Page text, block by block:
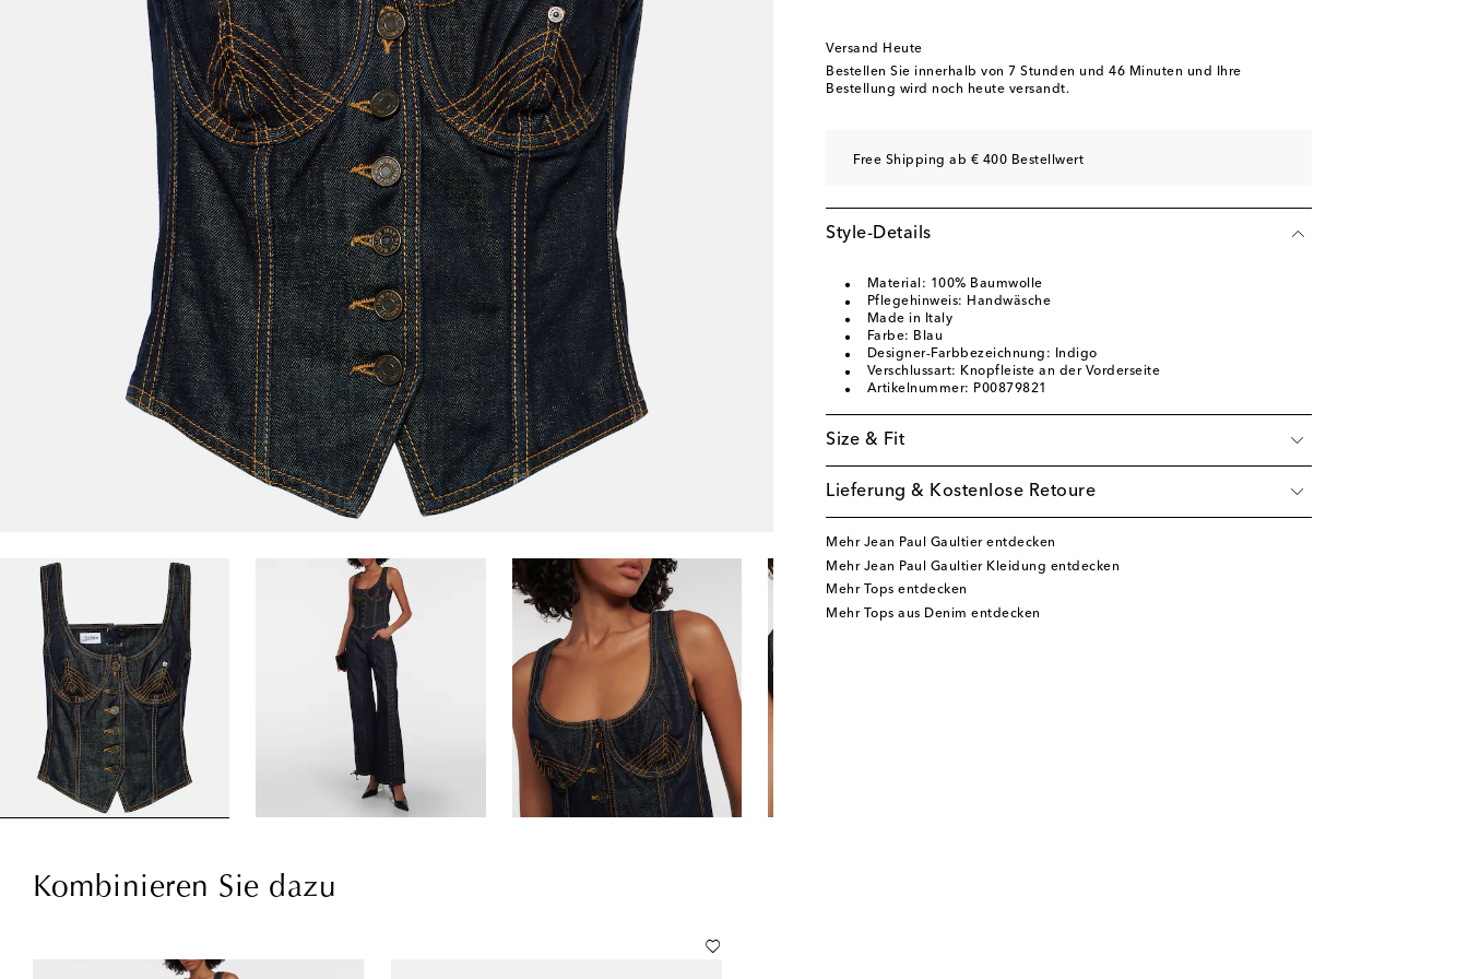
Versand Heute
Bestellen Sie innerhalb von 7 Stunden und 46 Minuten und Ihre
Bestellung wird noch heute versandt.
Free Shipping ab € 400 Bestellwert
Style-Details
Material: 100% Baumwolle
Pflegehinweis: Handwäsche
Made in Italy
Farbe: Blau
Designer-Farbbezeichnung: Indigo
Verschlussart: Knopfleiste an der Vorderseite
Artikelnummer: P00879821
Size & Fit
Lieferung & Kostenlose Retoure
Mehr Jean Paul Gaultier entdecken
Mehr Jean Paul Gaultier Kleidung entdecken
Mehr Tops entdecken
Mehr Tops aus Denim entdecken
Kombinieren Sie dazu